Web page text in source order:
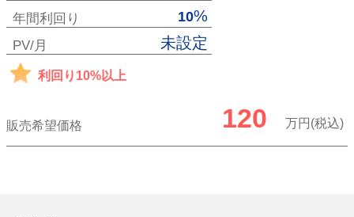
年間利回り 10%
PV/月 未設定
利回り10%以上
販売希望価格 120 万円(税込)